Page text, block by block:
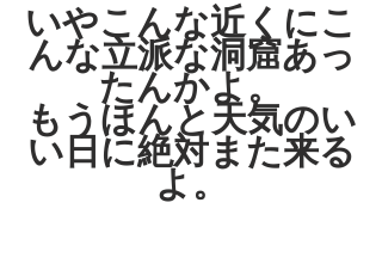
いやこんな近くにこ
んな立派な洞窟あっ
たんかよ。
もうほんと天気のい
い日に絶対また来る
よ。